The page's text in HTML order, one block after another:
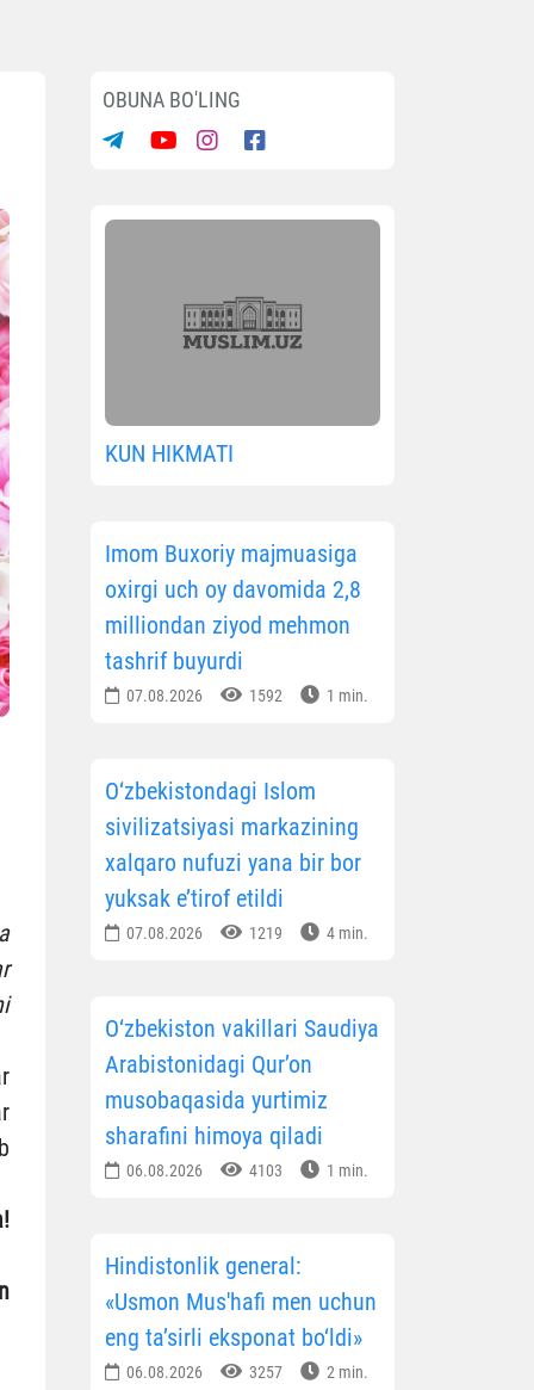
OBUNA BO'LING
KUN HIKMATI
Imom Buxoriy majmuasiga
oxirgi uch oy davomida 2,8
milliondan ziyod mehmon
tashrif buyurdi
07.08.2026 1592 1 min.
O‘zbekistondagi Islom
sivilizatsiyasi markazining
xalqaro nufuzi yana bir bor
yuksak e’tirof etildi
07.08.2026 1219 4 min.
O‘zbekiston vakillari Saudiya
Arabistonidagi Qur’on
musobaqasida yurtimiz
sharafini himoya qiladi
06.08.2026 4103 1 min.
Hindistonlik general:
«Usmon Mus'hafi men uchun
eng ta’sirli eksponat bo‘ldi»
06.08.2026 3257 2 min.